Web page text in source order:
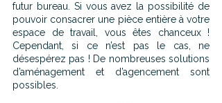
futur bureau. Si vous avez la possibilité de
pouvoir consacrer une pièce entière à votre
espace de travail, vous êtes chanceux !
Cependant, si ce n’est pas le cas, ne
désespérez pas ! De nombreuses solutions
d’aménagement et d’agencement sont
possibles.